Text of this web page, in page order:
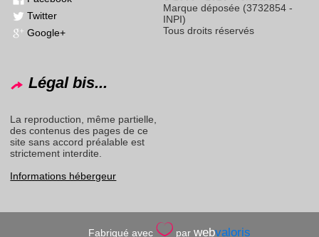
Twitter
Google+
Marque déposée (3732854 -
INPI)
Tous droits réservés
Légal bis...
La reproduction, même partielle,
des contenus des pages de ce
site sans accord préalable est
strictement interdite.
Informations hébergeur
Fabriqué avec parwebvaloris